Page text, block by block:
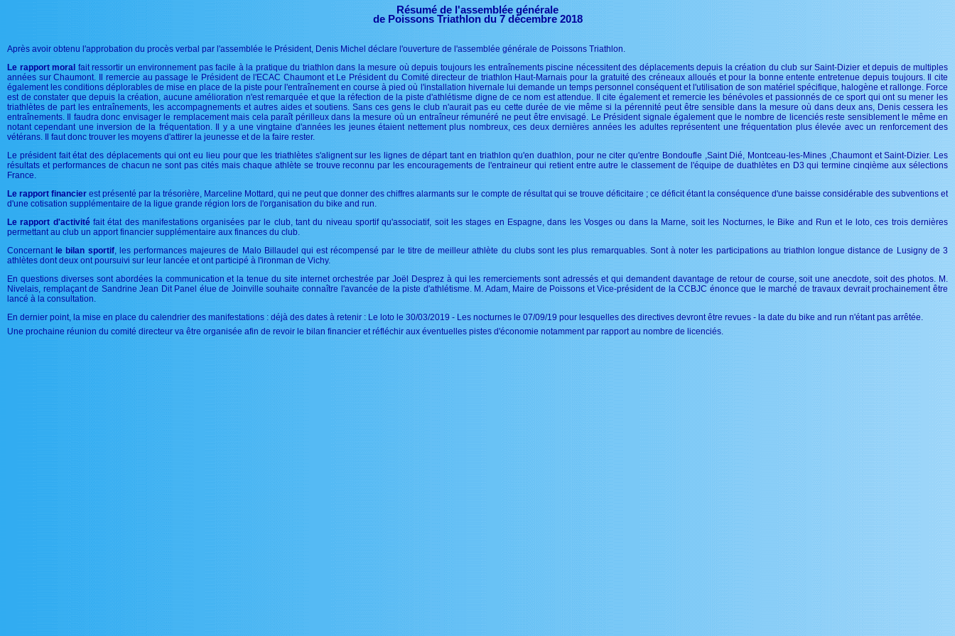
Résumé de l'assemblée générale
de Poissons Triathlon du 7 décembre 2018
Après avoir obtenu l'approbation du procès verbal par l'assemblée le Président, Denis Michel déclare l'ouverture de l'assemblée générale de Poissons Triathlon.
Le rapport moral fait ressortir un environnement pas facile à la pratique du triathlon dans la mesure où depuis toujours les entraînements piscine nécessitent des déplacements depuis la création du club sur Saint-Dizier et depuis de multiples
années sur Chaumont. Il remercie au passage le Président de l'ECAC Chaumont et Le Président du Comité directeur de triathlon Haut-Marnais pour la gratuité des créneaux alloués et pour la bonne entente entretenue depuis toujours. Il cite
également les conditions déplorables de mise en place de la piste pour l'entraînement en course à pied où l'installation hivernale lui demande un temps personnel conséquent et l'utilisation de son matériel spécifique, halogène et rallonge. Force
est de constater que depuis la création, aucune amélioration n'est remarquée et que la réfection de la piste d'athlétisme digne de ce nom est attendue. Il cite également et remercie les bénévoles et passionnés de ce sport qui ont su mener les
triathlètes de part les entraînements, les accompagnements et autres aides et soutiens. Sans ces gens le club n'aurait pas eu cette durée de vie même si la pérennité peut être sensible dans la mesure où dans deux ans, Denis cessera les
entraînements. Il faudra donc envisager le remplacement mais cela paraît périlleux dans la mesure où un entraîneur rémunéré ne peut être envisagé. Le Président signale également que le nombre de licenciés reste sensiblement le même en
notant cependant une inversion de la fréquentation. Il y a une vingtaine d'années les jeunes étaient nettement plus nombreux, ces deux dernières années les adultes représentent une fréquentation plus élevée avec un renforcement des
vétérans. Il faut donc trouver les moyens d'attirer la jeunesse et de la faire rester.
Le président fait état des déplacements qui ont eu lieu pour que les triathlètes s'alignent sur les lignes de départ tant en triathlon qu'en duathlon, pour ne citer qu'entre Bondoufle ,Saint Dié, Montceau-les-Mines ,Chaumont et Saint-Dizier. Les
résultats et performances de chacun ne sont pas cités mais chaque athlète se trouve reconnu par les encouragements de l'entraineur qui retient entre autre le classement de l'équipe de duathlètes en D3 qui termine cinqième aux sélections
France.
Le rapport financier est présenté par la trésorière, Marceline Mottard, qui ne peut que donner des chiffres alarmants sur le compte de résultat qui se trouve déficitaire ; ce déficit étant la conséquence d'une baisse considérable des subventions et
d'une cotisation supplémentaire de la ligue grande région lors de l'organisation du bike and run.
Le rapport d'activitéfait état des manifestations organisées par le club, tant du niveau sportif qu'associatif, soit les stages en Espagne, dans les Vosges ou dans la Marne, soit les Nocturnes, le Bike and Run et le loto, ces trois dernières
permettant au club un apport financier supplémentaire aux finances du club.
Concernantle bilan sportif, les performances majeures de Malo Billaudel qui est récompensé par le titre de meilleur athlète du clubs sont les plus remarquables. Sont à noter les participations au triathlon longue distance de Lusigny de 3
athlètes dont deux ont poursuivi sur leur lancée et ont participé à l'ironman de Vichy.
En questions diverses sont abordées la communication et la tenue du site internet orchestrée par Joël Desprez à qui les remerciements sont adressés et qui demandent davantage de retour de course, soit une anecdote, soit des photos. M.
Nivelais, remplaçant de Sandrine Jean Dit Panel élue de Joinville souhaite connaître l'avancée de la piste d'athlétisme. M. Adam, Maire de Poissons et Vice-président de la CCBJC énonce que le marché de travaux devrait prochainement être
lancé à la consultation.
En dernier point, la mise en place du calendrier des manifestations : déjà des dates à retenir : Le loto le 30/03/2019 - Les nocturnes le 07/09/19 pour lesquelles des directives devront être revues - la date du bike and run n'étant pas arrêtée.
Une prochaine réunion du comité directeur va être organisée afin de revoir le bilan financier et réfléchir aux éventuelles pistes d'économie notamment par rapport au nombre de licenciés.